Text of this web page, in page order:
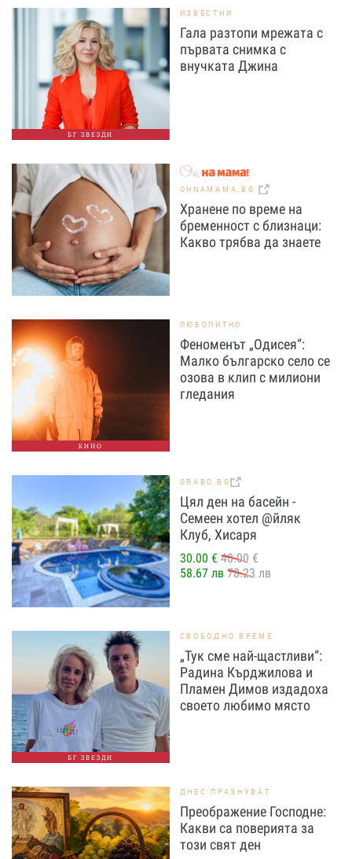
БГ ЗВЕЗДИ
ИЗВЕСТНИ
Гала разтопи мрежата с
първата снимка с
внучката Джина
OHNAMAMA.BG
Хранене по време на
бременност с близнаци:
Какво трябва да знаете
КИНО
ЛЮБОПИТНО
Феноменът „Одисея“:
Малко българско село се
озова в клип с милиони
гледания
GRABO.BG
Цял ден на басейн -
Семеен хотел @йляк
Клуб, Хисаря
30.00 € 40.00 €
58.67 лв 78.23 лв
БГ ЗВЕЗДИ
СВОБОДНО ВРЕМЕ
„Тук сме най-щастливи“:
Радина Кърджилова и
Пламен Димов издадоха
своето любимо място
ДНЕС ПРАЗНУВАТ
Преображение Господне:
Какви са поверията за
този свят ден